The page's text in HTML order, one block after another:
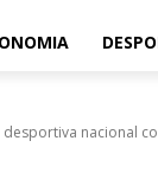
desportiva nacional